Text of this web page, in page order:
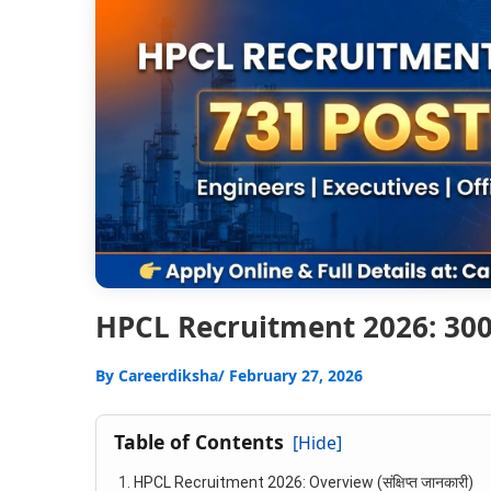
HPCL Recruitment 2026:
By Careerdiksha/ February 27, 2026
Table of Contents [Hide]
HPCL Recruitment 2026: Overview (संक्षिप्त जानकारी)